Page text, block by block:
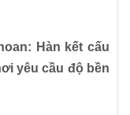
Hàn kết cấu
yêu cầu độ bền